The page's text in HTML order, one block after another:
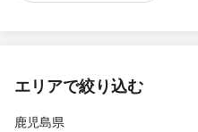
エリアで絞り込む
鹿児島県